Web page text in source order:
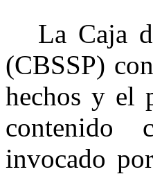
La Caja
(CBSSP)
hechos y el
contenido
invocado